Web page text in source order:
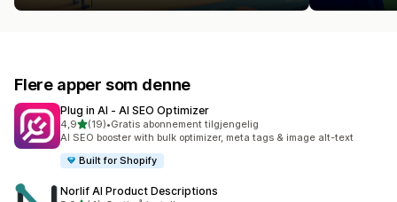
Flere apper som denne
Plug in AI ‑ AI SEO Optimizer
4,9av 5 stjerner
(19)
Totalt 19 omtaler
•Gratis abonnement tilgjengelig
AI SEO booster with bulk optimizer, meta tags & image alt-text
Built for Shopify
Norlif AI Product Descriptions